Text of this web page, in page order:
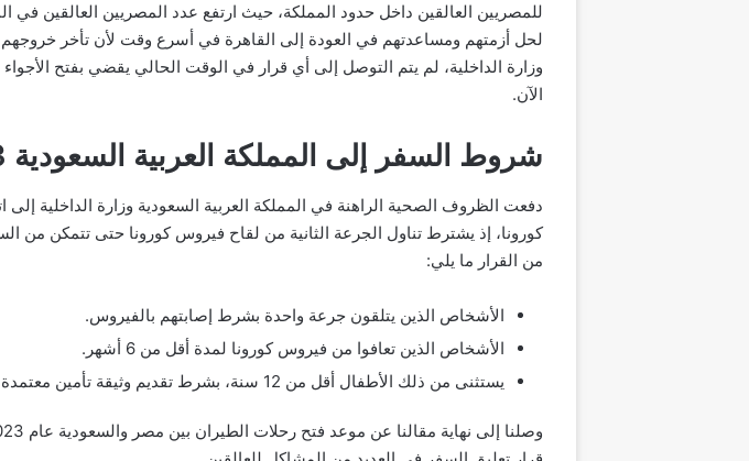
لحل أزمتهم ومساعدتهم في العودة إلى القاهرة في أسرع وقت لأن تأخر
وزارة الداخلية، لم يتم التوصل إلى أي قرار في الوقت الحالي يقضي بفتح
الآن.
شروط السفر إلى المملكة العربية السعودية 2023
دفعت الظروف الصحية الراهنة في المملكة العربية السعودية وزارة الداخلية
من القرار ما يلي:
الأشخاص الذين يتلقون جرعة واحدة بشرط إصابتهم بالفيروس.
الأشخاص الذين تعافوا من فيروس كورونا لمدة أقل من 6 أشهر.
يستثنى من ذلك الأطفال أقل من 12 سنة، بشرط تقديم وثيقة تأمين معتمدة من البنك المركزي السعودي.